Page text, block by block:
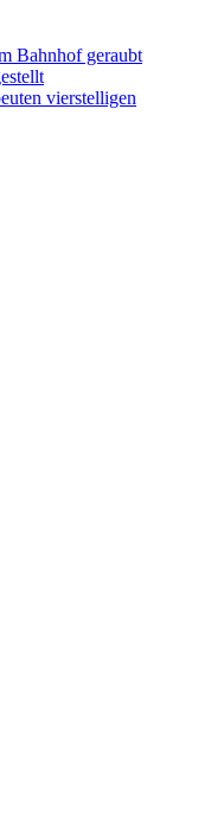
Bahnhof geraubt
vierstelligen